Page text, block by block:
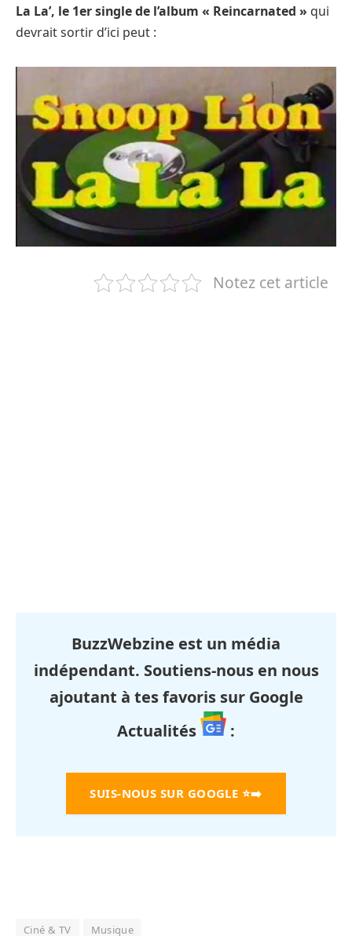
La La’, le 1er single de l’album « Reincarnated » qui
devrait sortir d’ici peut :
Notez cet article
BuzzWebzine est un média
indépendant. Soutiens-nous en nous
ajoutant à tes favoris sur Google
Actualités
:
SUIS-NOUS SUR GOOGLE ⭐➡️
Ciné & TV Musique